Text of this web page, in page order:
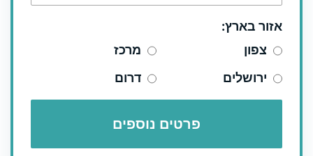
אזור בארץ:
צפון
מרכז
ירושלים
דרום